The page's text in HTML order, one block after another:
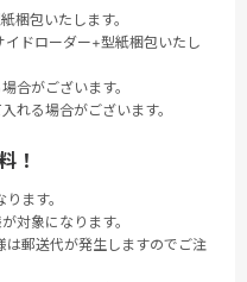
梱包いたします。
ドローダー+型紙梱包いたし
合がございます。
れる場合がございます。
！
ます。
対象になります。
は郵送代が発生しますのでご注